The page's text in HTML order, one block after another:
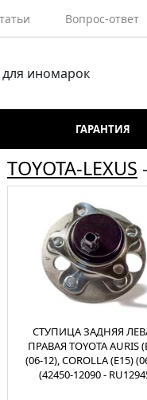
Вопрос-ответ
для иномарок
ГАРАНТИЯ
TOYOTA-LEXUS
СТУПИЦА ЗАДНЯЯ
ПРАВАЯ TOYOTA AURIS
(06-12), COROLLA (E15)
(42450-12090 -